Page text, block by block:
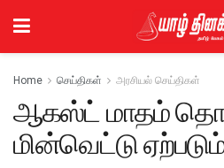
Home செய்திகள் அரசியல் செய்திகள்
ஆகஸ்ட் மாதம்
மின்வெட்டு